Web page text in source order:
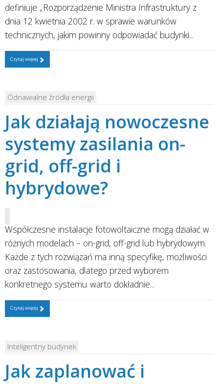
definiuje „Rozporządzenie Ministra Infrastruktury z
dnia 12 kwietnia 2002 r. w sprawie warunków
technicznych, jakim powinny odpowiadać budynki...
Czytaj więcej
Odnawialne źródła energii
Jak działają nowoczesne
systemy zasilania on-
grid, off-grid i
hybrydowe?
Współczesne instalacje fotowoltaiczne mogą działać w
różnych modelach – on-grid, off-grid lub hybrydowym.
Każde z tych rozwiązań ma inną specyfikę, możliwości
oraz zastosowania, dlatego przed wyborem
konkretnego systemu warto dokładnie...
Czytaj więcej
Inteligentny budynek
Jak zaplanować i